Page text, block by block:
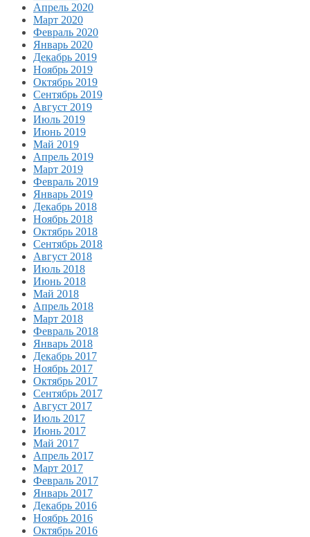
Апрель 2020
Март 2020
Февраль 2020
Январь 2020
Декабрь 2019
Ноябрь 2019
Октябрь 2019
Сентябрь 2019
Август 2019
Июль 2019
Июнь 2019
Май 2019
Апрель 2019
Март 2019
Февраль 2019
Январь 2019
Декабрь 2018
Ноябрь 2018
Октябрь 2018
Сентябрь 2018
Август 2018
Июль 2018
Июнь 2018
Май 2018
Апрель 2018
Март 2018
Февраль 2018
Январь 2018
Декабрь 2017
Ноябрь 2017
Октябрь 2017
Сентябрь 2017
Август 2017
Июль 2017
Июнь 2017
Май 2017
Апрель 2017
Март 2017
Февраль 2017
Январь 2017
Декабрь 2016
Ноябрь 2016
Октябрь 2016